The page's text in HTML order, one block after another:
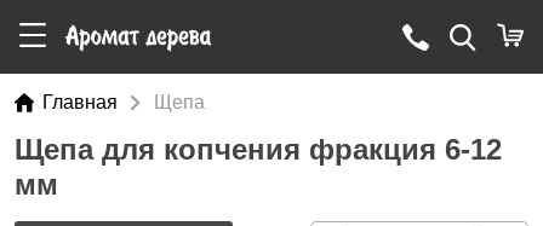
Главная Щепа
Щепа для копчения фракция 6-12
мм